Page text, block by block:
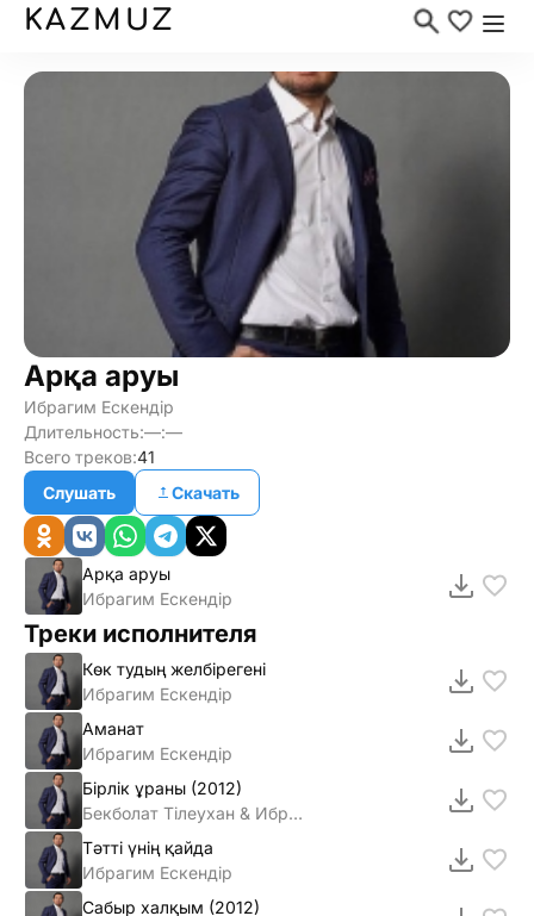
KAZMUZ
Арқа аруы
Ибрагим Ескендір
Длительность:—:—
Всего треков:41
Слушать
Скачать
Арқа аруы
Ибрагим Ескендір
Треки исполнителя
Көк тудың желбiрегенi
Ибрагим Ескендiр
Аманат
Ибрагим Ескендiр
Бiрлiк ұраны (2012)
Бекболат Тiлеухан & Ибрагим Ескендiр
Тәттi үнiң қайда
Ибрагим Ескендiр
Сабыр халқым (2012)